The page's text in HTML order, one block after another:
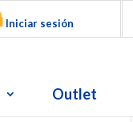
Iniciar sesión
Outlet